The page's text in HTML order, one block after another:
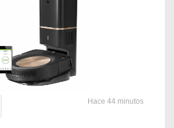
Hace 44 minutos